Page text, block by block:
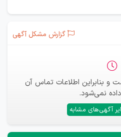
گزارش مشکل آگهی
بنابراین اطلاعات تماس آن
نمی‌شود.
آگهی‌های مشابه